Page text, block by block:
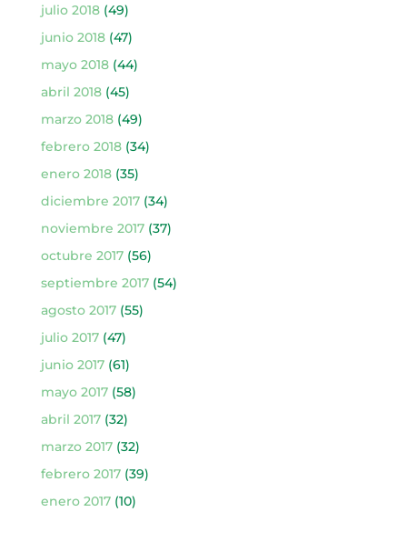
julio 2018(49)
junio 2018(47)
mayo 2018(44)
abril 2018(45)
marzo 2018(49)
febrero 2018(34)
enero 2018(35)
diciembre 2017(34)
noviembre 2017(37)
octubre 2017(56)
septiembre 2017(54)
agosto 2017(55)
julio 2017(47)
junio 2017(61)
mayo 2017(58)
abril 2017(32)
marzo 2017(32)
febrero 2017(39)
enero 2017(10)